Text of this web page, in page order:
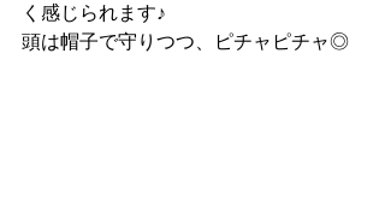
く感じられます♪
頭は帽子で守りつつ、ピチャピチャ◎